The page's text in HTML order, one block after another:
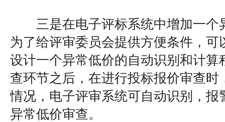
三是在电子评标系统中增加一个
为了给评审委员会提供方便条件，可
设计一个异常低价的自动识别和计算
查环节之后，在进行投标报价审查时
情况，电子评审系统可自动识别，报
异常低价审查。